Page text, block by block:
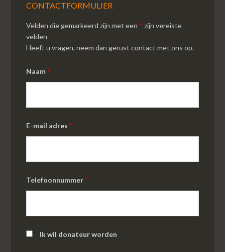
CONTACTFORMULIER
Velden die gemarkeerd zijn met een * zijn vereiste
velden
Heeft u vragen, neem dan gerust contact met ons op.
Naam*
E-mail adres*
Telefoonnummer*
Ik wil donateur worden